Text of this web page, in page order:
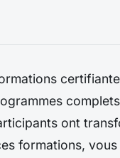
ont
formations,